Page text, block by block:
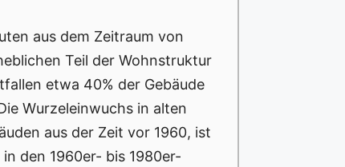
aus dem Zeitraum von
Teil der Wohnstruktur
etwa 40% der Gebäude
Wurzeleinwuchs in alten
aus der Zeit vor 1960, ist
den 1960er- bis 1980er-